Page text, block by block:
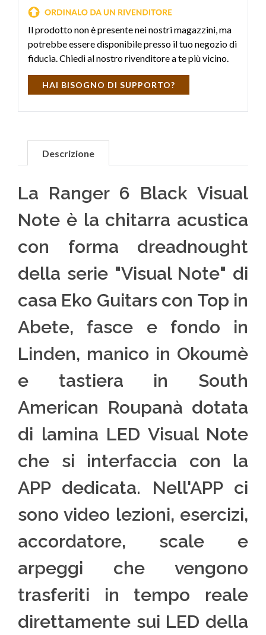
Il prodotto non è presente nei nostri magazzini, ma
potrebbe essere disponibile presso il tuo negozio di
fiducia. Chiedi al nostro rivenditore a te più vicino.
HAI BISOGNO DI SUPPORTO?
Descrizione
La Ranger 6 Black Visual
Note è la chitarra acustica
con forma dreadnought
della serie "Visual Note" di
casa Eko Guitars con Top in
Abete, fasce e fondo in
Linden, manico in Okoumè
e tastiera in South
American Roupanà dotata
di lamina LED Visual Note
che si interfaccia con la
APP dedicata. Nell'APP ci
sono video lezioni, esercizi,
accordatore, scale e
arpeggi che vengono
trasferiti in tempo reale
direttamente sui LED della